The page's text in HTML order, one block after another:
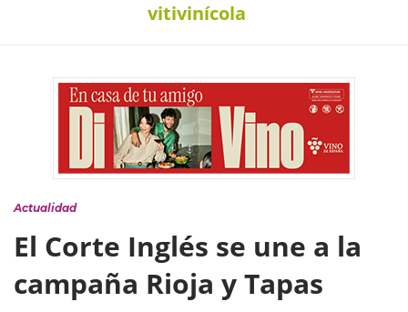
vitivinícola
Actualidad
El Corte Inglés se une a la
campaña Rioja y Tapas